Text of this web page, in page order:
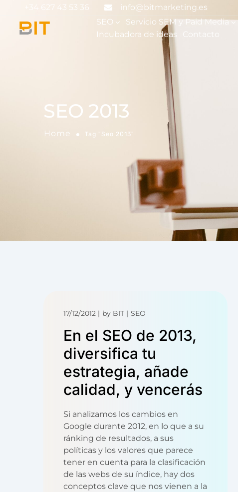
+34 627 43 53 36
info@bitmarketing.es
SEO
Servicio SEM y Paid Media
Incubadora de ideas
Contacto
SEO 2013
Home Tag "Seo 2013"
17/12/2012 by BIT SEO
En el SEO de 2013,
diversifica tu
estrategia, añade
calidad, y vencerás
Si analizamos los cambios en
Google durante 2012, en lo que a su
ránking de resultados, a sus
políticas y los valores que parece
tener en cuenta para la clasificación
de las webs de su índice, hay dos
conceptos clave que nos vienen a la